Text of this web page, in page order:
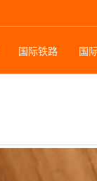
国际铁路 国